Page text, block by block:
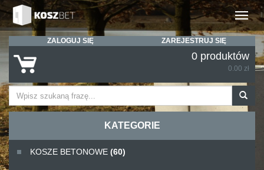
Rozwiń
ZALOGUJ SIĘ ZAREJESTRUJ SIĘ
0 produktów
0.00 zł
KATEGORIE
KOSZE BETONOWE (60)